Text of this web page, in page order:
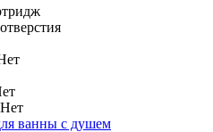
Нет
ванны с душем